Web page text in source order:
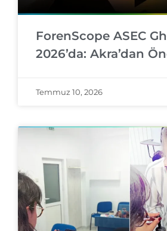
ForenScope ASEC
2026’da: Akra’dan
Temmuz 10, 2026